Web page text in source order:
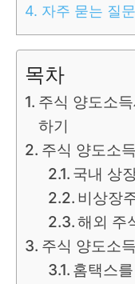
4. 자주 묻는 질문
목차
주식 양도소
하기
주식 양도소
국내 상
비상장
해외 주
주식 양도소
홈택스